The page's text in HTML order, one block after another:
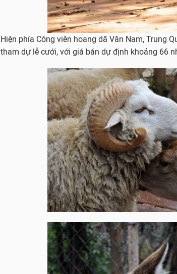
Hiện phía Công viên hoang dã Vân Nam, Trung
tham dự lễ cưới, với giá bán dự định khoảng 66